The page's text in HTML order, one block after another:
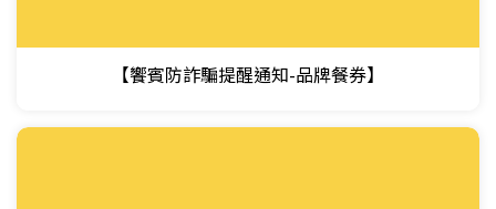
【饗賓防詐騙提醒通知-品牌餐券】